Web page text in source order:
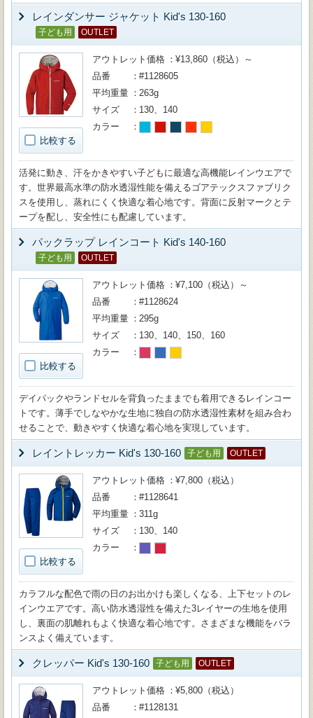
レインダンサー ジャケット Kid's 130-160
子ども用 OUTLET
比較する
アウトレット価格
¥13,860（税込）～
品番
#1128605
平均重量
263g
サイズ
130、140
カラー
活発に動き、汗をかきやすい子どもに最適な高機能レインウエアで
す。世界最高水準の防水透湿性能を備えるゴアテックスファブリク
スを使用し、蒸れにくく快適な着心地です。背面に反射マークとテ
ープを配し、安全性にも配慮しています。
パックラップ レインコート Kid's 140-160
子ども用 OUTLET
比較する
アウトレット価格
¥7,100（税込）～
品番
#1128624
平均重量
295g
サイズ
130、140、150、160
カラー
デイパックやランドセルを背負ったままでも着用できるレインコー
トです。薄手でしなやかな生地に独自の防水透湿性素材を組み合わ
せることで、動きやすく快適な着心地を実現しています。
レイントレッカー Kid's 130-160 子ども用 OUTLET
比較する
アウトレット価格
¥7,800（税込）
品番
#1128641
平均重量
311g
サイズ
130、140
カラー
カラフルな配色で雨の日のお出かけも楽しくなる、上下セットのレ
インウエアです。高い防水透湿性を備えた3レイヤーの生地を使用
し、裏面の肌離れもよく快適な着心地です。さまざまな機能をバラ
ンスよく備えています。
クレッパー Kid's 130-160 子ども用 OUTLET
アウトレット価格
¥5,800（税込）
品番
#1128131